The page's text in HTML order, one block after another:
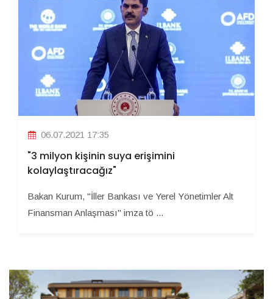
06.07.2021 17:35
"3 milyon kişinin suya erişimini
kolaylaştıracağız"
Bakan Kurum, "İller Bankası ve Yerel Yönetimler Alt
Finansman Anlaşması" imza tö ...